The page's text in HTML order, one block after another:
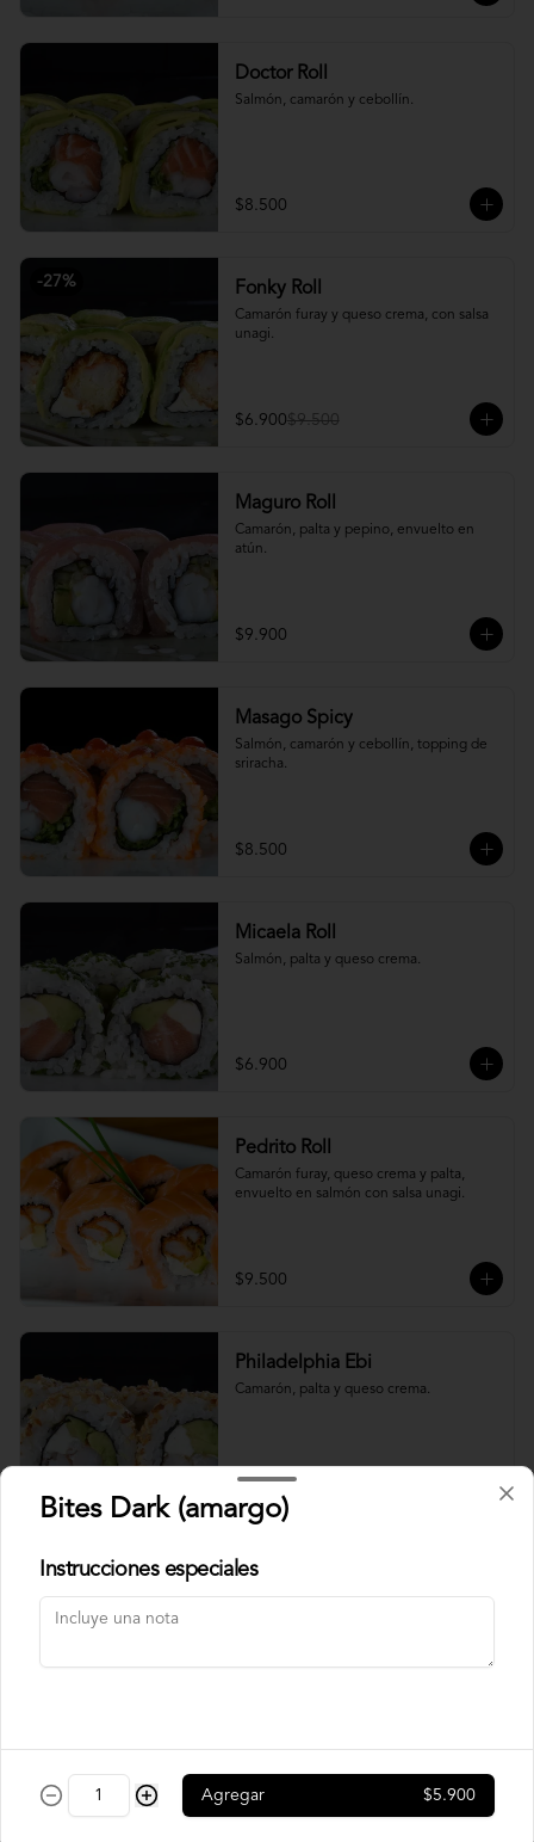
Doctor Roll
Salmón, camarón y cebollín.
$8.500
-27% Fonky Roll
Camarón furay y queso crema, con salsa
unagi.
$6.900$9.500
Maguro Roll
Camarón, palta y pepino, envuelto en
atún.
$9.900
Masago Spicy
Salmón, camarón y cebollín, topping de
sriracha.
$8.500
Micaela Roll
Salmón, palta y queso crema.
$6.900
Pedrito Roll
Camarón furay, queso crema y palta,
envuelto en salmón con salsa unagi.
$9.500
Philadelphia Ebi
Camarón, palta y queso crema.
$7.500
Philadelphia Roll
Rainbow Roll
Camarón, queso crema y pepino,
Bites Dark (amargo)
Instrucciones especiales
Agregar $5.900